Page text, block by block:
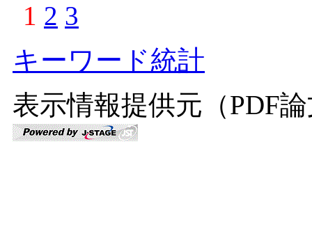
1 2 3
キーワード統計
表示情報提供元（PDF